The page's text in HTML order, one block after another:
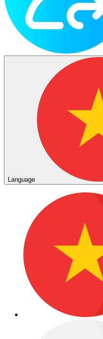
Language